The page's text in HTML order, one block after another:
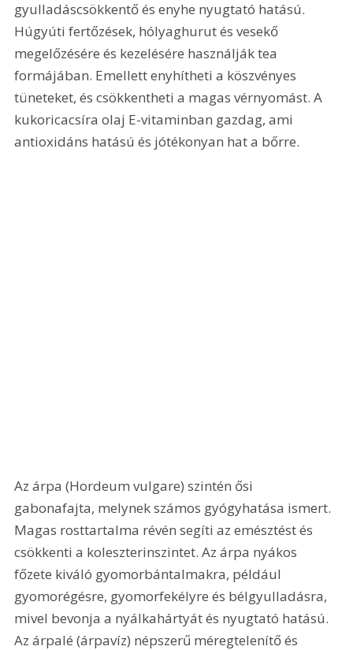
gyulladáscsökkentő és enyhe nyugtató hatású.
Húgyúti fertőzések, hólyaghurut és vesekő
megelőzésére és kezelésére használják tea
formájában. Emellett enyhítheti a köszvényes
tüneteket, és csökkentheti a magas vérnyomást. A
kukoricacsíra olaj E-vitaminban gazdag, ami
antioxidáns hatású és jótékonyan hat a bőrre.
Az árpa (Hordeum vulgare) szintén ősi
gabonafajta, melynek számos gyógyhatása ismert.
Magas rosttartalma révén segíti az emésztést és
csökkenti a koleszterinszintet. Az árpa nyákos
főzete kiváló gyomorbántalmakra, például
gyomorégésre, gyomorfekélyre és bélgyulladásra,
mivel bevonja a nyálkahártyát és nyugtató hatású.
Az árpalé (árpavíz) népszerű méregtelenítő és